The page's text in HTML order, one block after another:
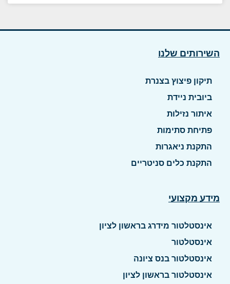
השירותים שלנו
תיקון פיצוץ בצנרת
ביובית ניידת
איתור נזילות
פתיחת סתימות
התקנת ניאגרות
התקנת כלים סניטריים
מידע מקצועי
אינסטלטור מידרג בראשון לציון
אינסטלטור
אינסטלטור בנס ציונה
אינסטלטור בראשון לציון